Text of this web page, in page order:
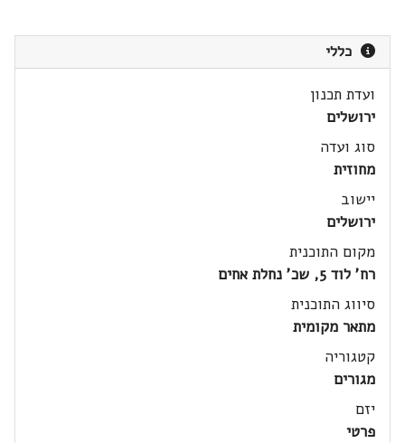
כללי
ועדת תכנון
ירושלים
סוג ועדה
מחוזית
יישוב
ירושלים
מקום התוכנית
רח' לוד 5, שכ' נחלת אחים
סיווג התוכנית
מתאר מקומית
קטגוריה
מגורים
יזם
פרטי